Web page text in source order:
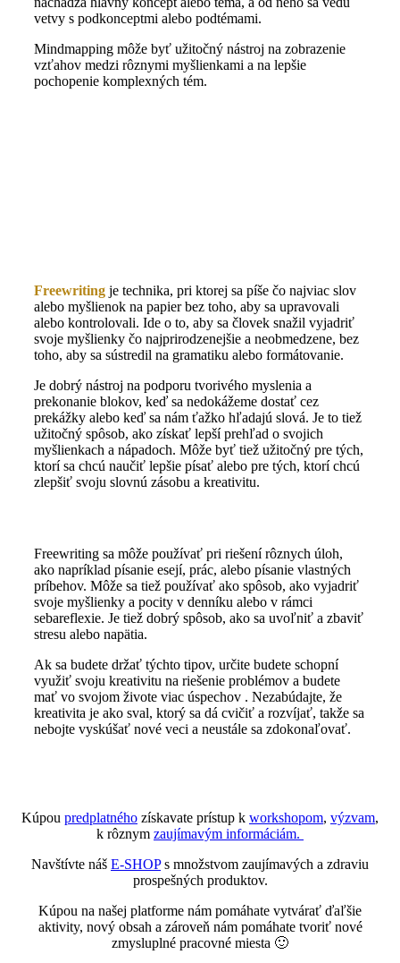
vetvy s podkonceptmi alebo podtémami.
Mindmapping môže byť užitočný nástroj na zobrazenie
vzťahov medzi rôznymi myšlienkami a na lepšie
pochopenie komplexných tém.
Freewriting je technika, pri ktorej sa píše čo najviac slov
alebo myšlienok na papier bez toho, aby sa upravovali
alebo kontrolovali. Ide o to, aby sa človek snažil vyjadriť
svoje myšlienky čo najprirodzenejšie a neobmedzene, bez
toho, aby sa sústredil na gramatiku alebo formátovanie.
Je dobrý nástroj na podporu tvorivého myslenia a
prekonanie blokov, keď sa nedokážeme dostať cez
prekážky alebo keď sa nám ťažko hľadajú slová. Je to tiež
užitočný spôsob, ako získať lepší prehľad o svojich
myšlienkach a nápadoch. Môže byť tiež užitočný pre tých,
ktorí sa chcú naučiť lepšie písať alebo pre tých, ktorí chcú
zlepšiť svoju slovnú zásobu a kreativitu.
Freewriting sa môže používať pri riešení rôznych úloh,
ako napríklad písanie esejí, prác, alebo písanie vlastných
príbehov. Môže sa tiež používať ako spôsob, ako vyjadriť
svoje myšlienky a pocity v denníku alebo v rámci
sebareflexie. Je tiež dobrý spôsob, ako sa uvoľniť a zbaviť
stresu alebo napätia.
Ak sa budete držať týchto tipov, určite budete schopní
využiť svoju kreativitu na riešenie problémov a budete
mať vo svojom živote viac úspechov . Nezabúdajte, že
kreativita je ako sval, ktorý sa dá cvičiť a rozvíjať, takže sa
nebojte vyskúšať nové veci a neustále sa zdokonaľovať.
Kúpou predplatného získavate prístup k workshopom, výzvam,
k rôznym zaujímavým informáciám.
Navštívte náš E-SHOPs množstvom zaujímavých a zdraviu
prospešných produktov.
Kúpou na našej platforme nám pomáhate vytvárať ďaľšie
aktivity, nový obsah a zároveň nám pomáhate tvoriť nové
zmysluplné pracovné miesta 🙂